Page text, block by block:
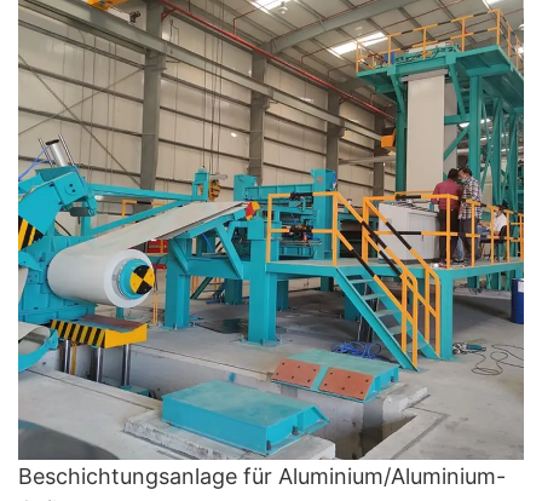
Beschichtungsanlage für Aluminium/Aluminium-